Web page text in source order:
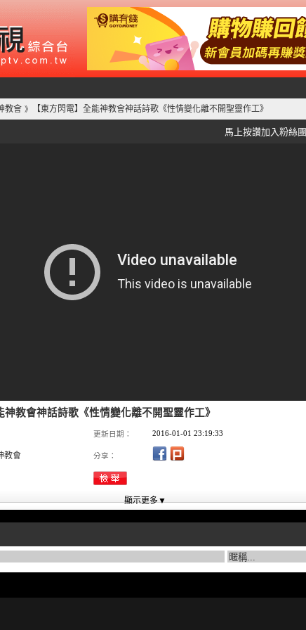
教會 》 【東方閃電】全能神教會神話詩歌《性情變化離不開聖靈作工》
馬上按讚加入粉絲團
神教會神話詩歌《性情變化離不開聖靈作工》
更新日期： 2016-01-01 23:19:33
教會 分享：